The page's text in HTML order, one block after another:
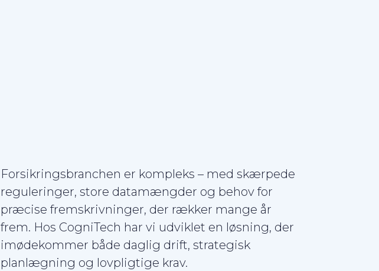
Forsikringsbranchen er kompleks – med skærpede
reguleringer, store datamængder og behov for
præcise fremskrivninger, der rækker mange år
frem. Hos CogniTech har vi udviklet en løsning, der
imødekommer både daglig drift, strategisk
planlægning og lovpligtige krav.